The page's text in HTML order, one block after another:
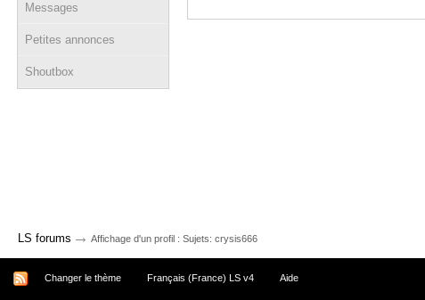
Messages
Petites annonces
Shoutbox
LS forums → Affichage d'un profil : Sujets: crysis666
Changer le thème Français (France) LS v4 Aide